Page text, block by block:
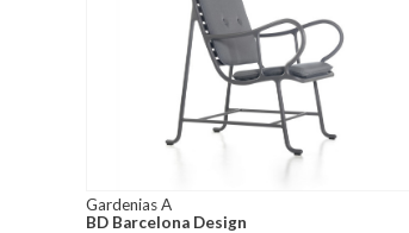
Gardenias A
BD Barcelona Design